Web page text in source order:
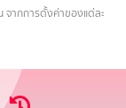
ากการตั้งค่าของแต่ละ